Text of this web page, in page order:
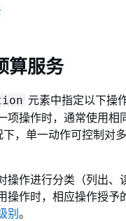
算服务
元素中指定以下操
项操作时，通常使用相
，单一动作可控制对
操作进行分类（列出
操作时，相应操作授
别。